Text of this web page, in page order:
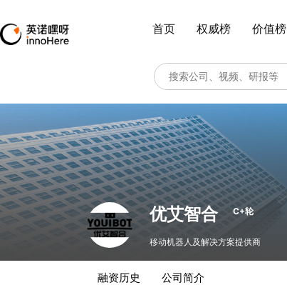
首页 权威榜 价值榜
优艾智合 C+轮
移动机器人及解决方案提供商
融资历史 公司简介